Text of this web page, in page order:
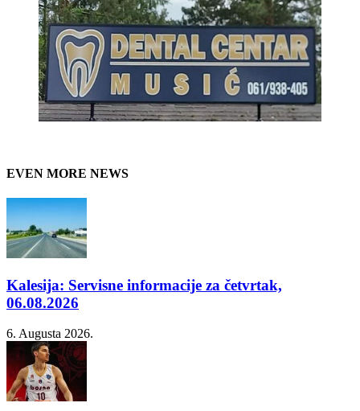
EVEN MORE NEWS
Kalesija: Servisne informacije za četvrtak,
06.08.2026
6. Augusta 2026.